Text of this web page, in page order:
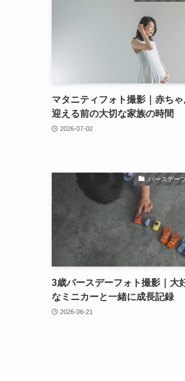
マタニティフォト撮影｜赤ちゃ
迎える前の大切な家族の時間
2026-07-02
バースデー
3歳バースデーフォト撮影｜大
なミニカーと一緒に成長記録
2026-06-21